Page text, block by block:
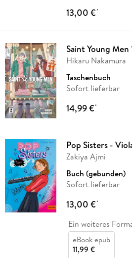
13,00 €*
Saint Young Men
Hikaru Nakamura
Taschenbuch
Sofort lieferbar
14,99 €*
Pop Sisters -
Zakiya Ajmi
Buch (gebunden)
Sofort lieferbar
13,00 €*
Ein weiteres
eBook epub
11,99 €